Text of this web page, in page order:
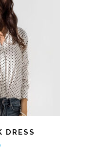
DRESS